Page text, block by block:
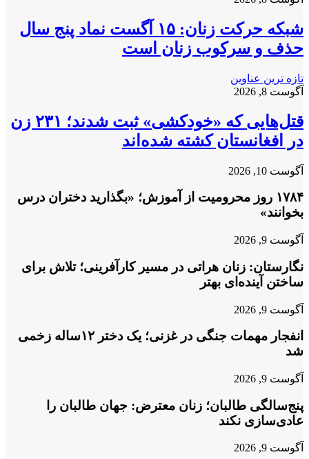
شبکه حرکت زنان: ۱۵ آگست نماد پنج سال
حذف و سرکوب زنان است
تازه ترین عناوین
آگوست 8, 2026
قتل‌هایی که «خودکشی» ثبت شدند؛ ۲۳۱ زن
در افغانستان کشته شده‌اند
آگوست 10, 2026
۱۷۸۴ روز محرومیت از آموزش؛ «بگذارید دختران درس
بخوانند»
آگوست 9, 2026
نگارستان: زنان هراتی در مسیر کارآفرینی؛ تلاش برای
ساختن آینده‌ای بهتر
آگوست 9, 2026
انفجار مهمات جنگی در غزنی؛ یک دختر ۱۲ساله زخمی
شد
آگوست 9, 2026
پنج‌سالگی طالبان؛ زنان معترض: جهان طالبان را
عادی‌سازی نکند
آگوست 9, 2026